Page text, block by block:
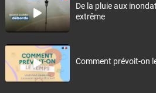
De la pluie aux
extrême
Comment prévoit-on